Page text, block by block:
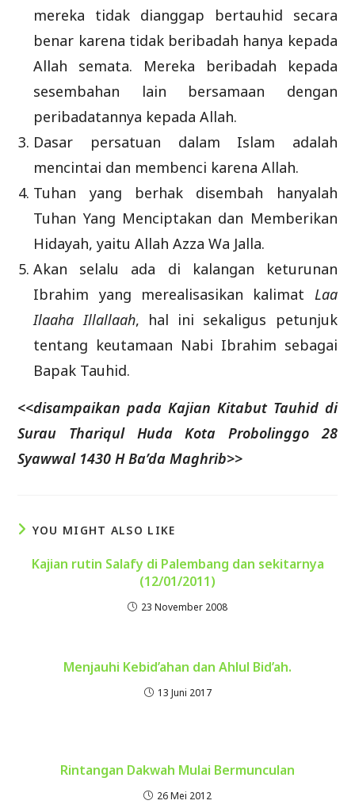
mereka tidak dianggap bertauhid secara
benar karena tidak beribadah hanya kepada
Allah semata. Mereka beribadah kepada
sesembahan lain bersamaan dengan
peribadatannya kepada Allah.
Dasar persatuan dalam Islam adalah
mencintai dan membenci karena Allah.
Tuhan yang berhak disembah hanyalah
Tuhan Yang Menciptakan dan Memberikan
Hidayah, yaitu Allah Azza Wa Jalla.
Akan selalu ada di kalangan keturunan
Ibrahim yang merealisasikan kalimat Laa
Ilaaha Illallaah, hal ini sekaligus petunjuk
tentang keutamaan Nabi Ibrahim sebagai
Bapak Tauhid.
<<disampaikan pada Kajian Kitabut Tauhid di
Surau Thariqul Huda Kota Probolinggo 28
Syawwal 1430 H Ba’da Maghrib>>
YOU MIGHT ALSO LIKE
Kajian rutin Salafy di Palembang dan sekitarnya
(12/01/2011)
23 November 2008
Menjauhi Kebid’ahan dan Ahlul Bid’ah.
13 Juni 2017
Rintangan Dakwah Mulai Bermunculan
26 Mei 2012